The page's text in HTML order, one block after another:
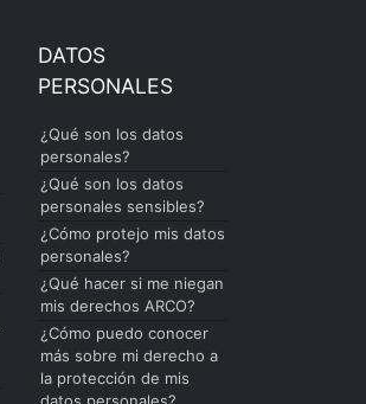
DATOS
PERSONALES
¿Qué son los datos
personales?
¿Qué son los datos
personales sensibles?
¿Cómo protejo mis datos
personales?
¿Qué hacer si me niegan
mis derechos ARCO?
¿Cómo puedo conocer
más sobre mi derecho a
la protección de mis